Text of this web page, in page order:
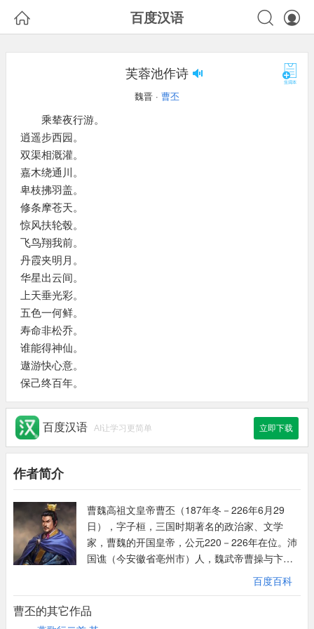
 百度汉语 

芙蓉池作诗
魏晋 · 曹丕
乘辇夜行游。
逍遥步西园。
双渠相溉灌。
嘉木绕通川。
卑枝拂羽盖。
修条摩苍天。
惊风扶轮毂。
飞鸟翔我前。
丹霞夹明月。
华星出云间。
上天垂光彩。
五色一何鲜。
寿命非松乔。
谁能得神仙。
遨游快心意。
保己终百年。
百度汉语 AI让学习更简单 立即下载
作者简介
曹魏高祖文皇帝曹丕（187年冬－226年6月29
日），字子桓，三国时期著名的政治家、文学
家，曹魏的开国皇帝，公元220－226年在位。沛
国谯（今安徽省亳州市）人，魏武帝曹操与卞夫
人的长子。曹丕文武双全，八岁能提笔为文，善
骑射，好击剑，博览古今经传，通晓诸子百家学
说。220年正月，曹操逝世，曹丕继任丞相、魏
王。之后曹丕受禅登基，以魏代汉，结束了汉朝
百度百科
曹丕的其它作品